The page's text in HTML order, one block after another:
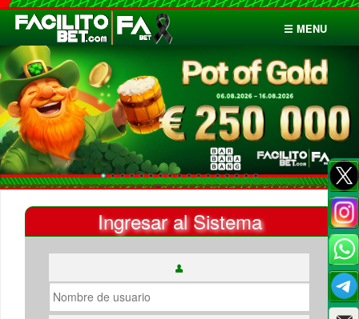
☰ MENU
Inicio
Apuestas
Cuentas
Ingresar al Sistema